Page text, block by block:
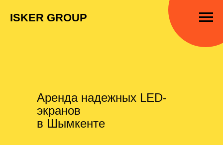
ISKER GROUP
Аренда надежных LED-
экранов
в Шымкенте